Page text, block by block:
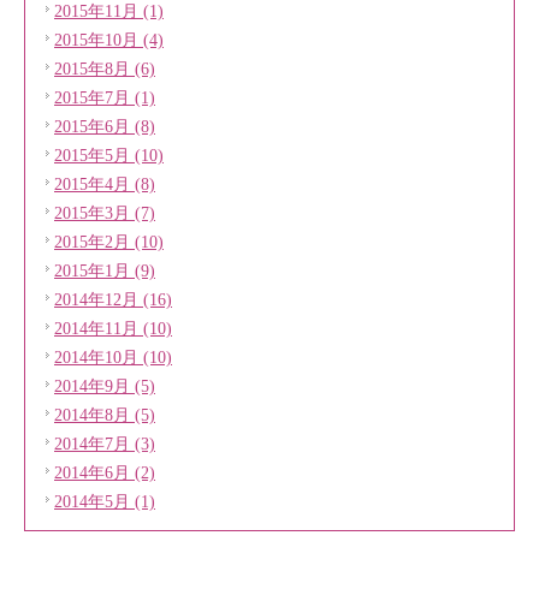
2015年11月 (1)
2015年10月 (4)
2015年8月 (6)
2015年7月 (1)
2015年6月 (8)
2015年5月 (10)
2015年4月 (8)
2015年3月 (7)
2015年2月 (10)
2015年1月 (9)
2014年12月 (16)
2014年11月 (10)
2014年10月 (10)
2014年9月 (5)
2014年8月 (5)
2014年7月 (3)
2014年6月 (2)
2014年5月 (1)